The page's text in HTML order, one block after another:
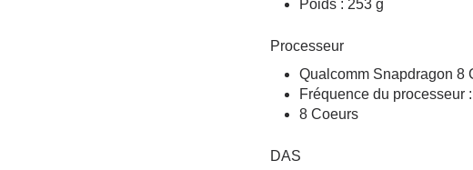
Poids : 253 g
Processeur
Qualcomm Snapdragon 8
Fréquence du processeur
8 Coeurs
DAS